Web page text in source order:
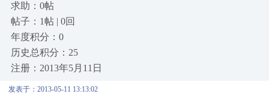
求助：0帖
帖子：1帖 | 0回
年度积分：0
历史总积分：25
注册：2013年5月11日
发表于：2013-05-11 13:13:02